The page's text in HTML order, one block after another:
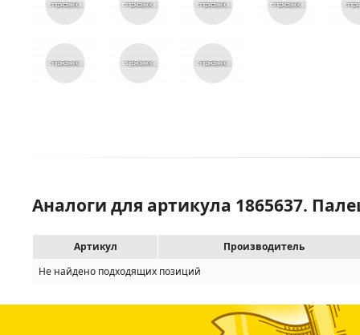
Аналоги для артикула 1865637.
Артикул
Производитель
Не найдено подходящих позиций